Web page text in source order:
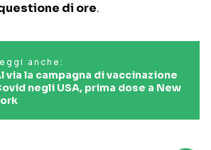
di ore.
anche:
via la campagna di vaccinazione
negli USA, prima dose a New